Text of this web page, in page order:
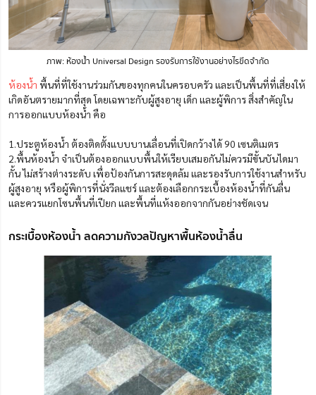
ภาพ: ห้องน้ำ Universal Design รองรับการใช้งานอย่างไรขีดจำกัด
ห้องน้ำ พื้นที่ที่ใช้งานร่วมกันของทุกคนในครอบครัว และเป็นพื้นที่ที่เสี่ยงให้
เกิดอันตรายมากที่สุด โดยเฉพาะกับผู้สูงอายุ เด็ก และผู้พิการ สิ่งสำคัญใน
การออกแบบห้องน้ำ คือ
1.ประตูห้องน้ำ ต้องติดตั้งแบบบานเลื่อนที่เปิดกว้างได้ 90 เซนติเมตร
2.พื้นห้องน้ำ จำเป็นต้องออกแบบพื้นให้เรียบเสมอกันไม่ควรมีขั้นบันไดมา
กั้นไม่สร้างต่างระดับ เพื่อป้องกันการสะดุดล้ม และรองรับการใช้งานสำหรับ
ผู้สูงอายุ หรือผู้พิการที่นั่งวีลแชร์ และต้องเลือกกระเบื้องห้องน้ำที่กันลื่น
และควรแยกโซนพื้นที่เปียก และพื้นที่แห้งออกจากกันอย่างชัดเจน
กระเบื้องห้องน้ำ ลดความกังวลปัญหาพื้นห้องน้ำลื่น